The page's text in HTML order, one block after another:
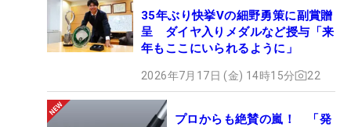
35年ぶり快挙Vの細野勇策に副賞贈
呈 ダイヤ入りメダルなど授与「来
年もここにいられるように」
2026年7月17日 (金) 14時15分 22
プロからも絶賛の嵐！ 「発